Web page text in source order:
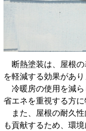
断熱塗装は、屋根
を軽減する効果があり
冷暖房の使用を減ら
省エネを重視する方に
また、屋根の耐久性
も貢献するため、環